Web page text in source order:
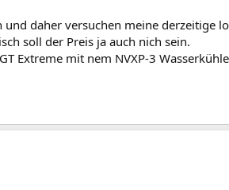
daher versuchen meine derzeitige
soll der Preis ja auch nich sein.
Extreme mit nem NVXP-3